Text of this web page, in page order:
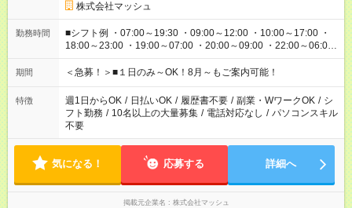
株式会社マッシュ
勤務時間
■シフト例 ・07:00～19:30 ・09:00～12:00 ・10:00～17:00 ・
18:00～23:00 ・19:00～07:00 ・20:00～09:00 ・22:00～06:00
etc ★最短で3時間で5,120円のお仕事から 15時間で2万円近く稼
げるお仕事も！ ご希望のお時間に合わせてご紹介！ ※シフトは
ください！
期間 ＜急募！＞■１日のみ～OK！8月～もご案内可能！
特徴 週1日からOK / 日払いOK / 履歴書不要 / 副業・WワークOK / シ
フト勤務 / 10名以上の大量募集 / 電話対応なし / パソコンスキル
不要
気になる！ 応募する 詳細へ
掲載元企業名 株式会社マッシュ